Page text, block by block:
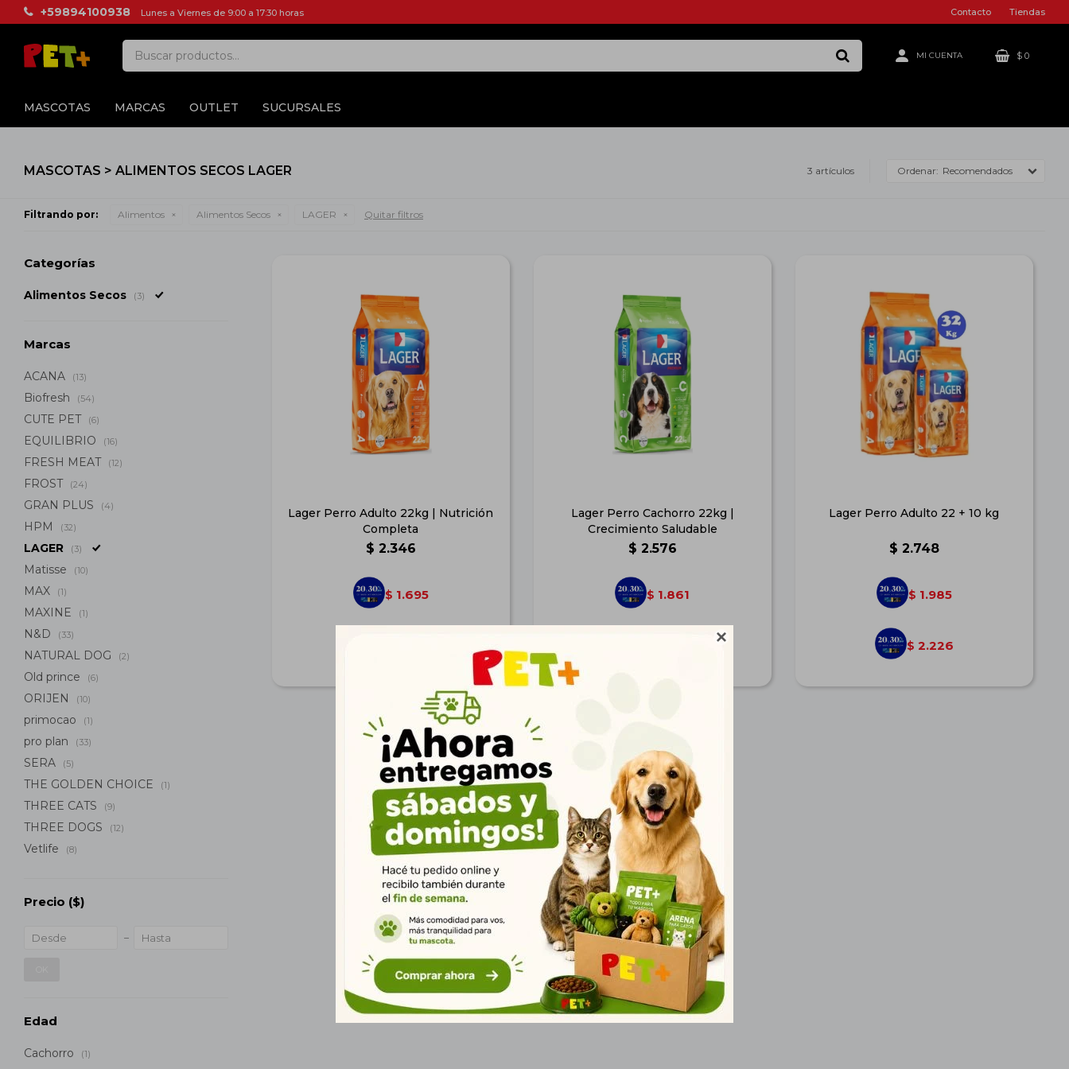

MASCOTAS MARCAS OUTLET SUCURSALES
$ 0
+59894100938 Lunes a Viernes de 9:00 a 17:30 horas Contacto Tiendas
MASCOTAS > ALIMENTOS SECOS LAGER 3 artículos Recomendados
Filtrando por: Alimentos Alimentos Secos LAGER Quitar filtros
Lager Perro Adulto 22kg | Nutrición
Completa
$ 2.346
$ 1.695
Lager Perro Cachorro 22kg |
Crecimiento Saludable
$ 2.576
$ 1.861
Lager Perro Adulto 22 + 10 kg
$ 2.748
$ 1.985
$ 2.226
Categorías
Alimentos Secos (3)
Marcas
ACANA (13)
Biofresh (54)
CUTE PET (6)
EQUILIBRIO (16)
FRESH MEAT (12)
FROST (24)
GRAN PLUS (4)
HPM (32)
LAGER (3)
Matisse (10)
MAX (1)
MAXINE (1)
N&D (33)
NATURAL DOG (2)
Old prince (6)
ORIJEN (10)
primocao (1)
pro plan (33)
SERA (5)
THE GOLDEN CHOICE (1)
THREE CATS (9)
THREE DOGS (12)
Vetlife (8)
Precio ($)
Edad
Cachorro (1)